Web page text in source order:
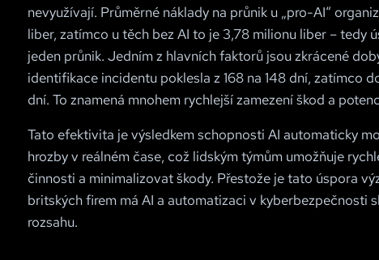
nevyužívají. Průměrné náklady na průnik u „pro-AI“
liber, zatímco u těch bez AI to je 3,78 milionu liber – tedy
jeden průnik. Jedním z hlavních faktorů jsou zkrácené
identifikace incidentu poklesla z 168 na 148 dní, zatímco
dní. To znamená mnohem rychlejší zamezení škod a
Tato efektivita je výsledkem schopnosti AI automaticky
hrozby v reálném čase, což lidským týmům umožňuje
činnosti a minimalizovat škody. Přestože je tato úspora
britských firem má AI a automatizaci v kyberbezpečnosti
rozsahu.